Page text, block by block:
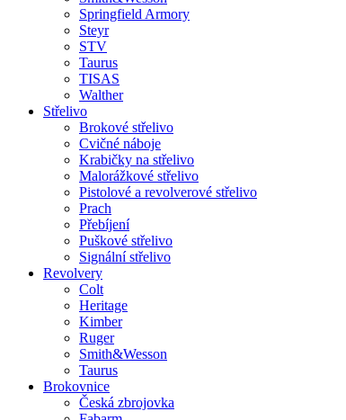
Springfield Armory
Steyr
STV
Taurus
TISAS
Walther
Střelivo
Brokové střelivo
Cvičné náboje
Krabičky na střelivo
Malorážkové střelivo
Pistolové a revolverové střelivo
Prach
Přebíjení
Puškové střelivo
Signální střelivo
Revolvery
Colt
Heritage
Kimber
Ruger
Smith&Wesson
Taurus
Brokovnice
Česká zbrojovka